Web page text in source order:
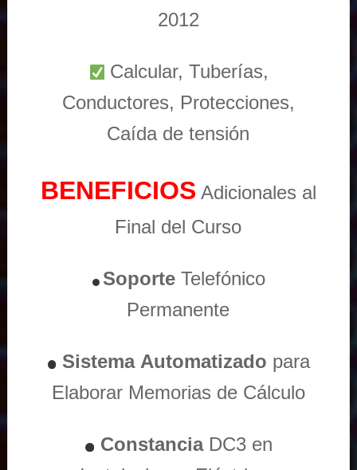
2012
Calcular, Tuberías,
Conductores, Protecciones,
Caída de tensión
BENEFICIOS Adicionales al
Final del Curso
Soporte Telefónico
Permanente
Sistema Automatizado para
Elaborar Memorias de Cálculo
ConstanciaDC3 en